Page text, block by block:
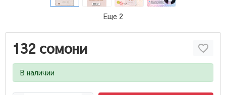
Еще 2
132 сомони
В наличии